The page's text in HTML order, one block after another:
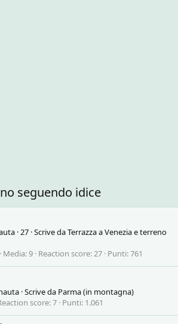
seguendo idice
·27 ·Scrive daTerrazza a Venezia e terreno
Media 9 Reaction score 27 Punti 761
·Scrive da Parma (in montagna)
score 7 Punti 1.061